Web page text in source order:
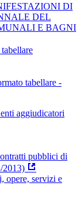
DI
DEL
E BAGNI
tabellare -
aggiudicatori
pubblici di
2013)
opere, servizi e